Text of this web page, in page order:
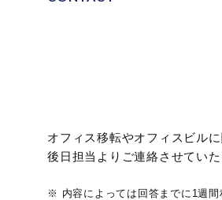
オフィス移転やオフィスビル
後日担当よりご連絡させていた
内容によっては回答までに1週